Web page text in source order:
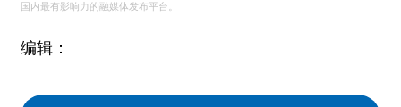
国内最有影响力的融媒体发布平台。
编辑：
236